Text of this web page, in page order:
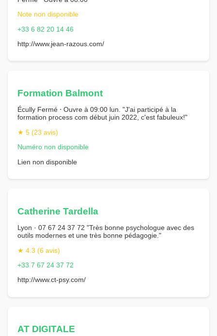
Note non disponible
+33 6 82 20 14 46
http://www.jean-razous.com/
Formation Balmont
Écully Fermé ⋅ Ouvre à 09:00 lun. "J'ai participé à la
formation process com début juin 2022, c'est fabuleux!"
★ 5 (23 avis)
Numéro non disponible
Lien non disponible
Catherine Tardella
Lyon · 07 67 24 37 72 "Très bonne psychologue avec des
outils modernes et une très bonne pédagogie."
★ 4.3 (6 avis)
+33 7 67 24 37 72
http://www.ct-psy.com/
AT DIGITALE